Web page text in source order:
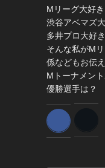
Mリーグ大好き
渋谷アベマズ
多井プロ大好き
そんな私がM
係などもお伝
Mトーナメン
優勝選手は？